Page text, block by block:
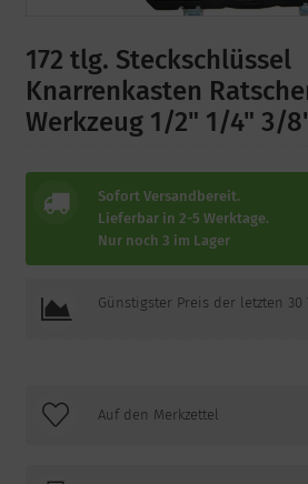
172 tlg. Steckschlüssel
Knarrenkasten
Werkzeug 1/2" 1/4" 3/
Sofort Versandbereit.
Lieferbar in 2-5 Werktage.
Nur noch 3 im Lager
Günstigster Preis der letzten 30